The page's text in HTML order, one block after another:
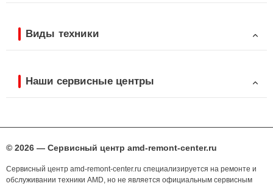
Виды техники
Наши сервисные центры
© 2026 — Сервисный центр amd-remont-center.ru
Сервисный центр amd-remont-center.ru специализируется на ремонте и
обслуживании техники AMD, но не является официальным сервисным